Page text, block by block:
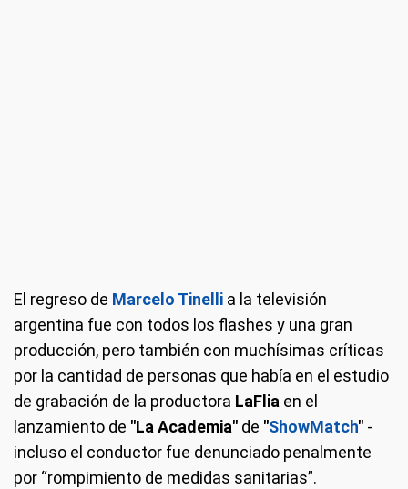
El regreso de Marcelo Tinelli a la televisión
argentina fue con todos los flashes y una gran
producción, pero también con muchísimas críticas
por la cantidad de personas que había en el estudio
de grabación de la productora LaFlia en el
lanzamiento de "La Academia" de "ShowMatch" -
incluso el conductor fue denunciado penalmente
por “rompimiento de medidas sanitarias”.